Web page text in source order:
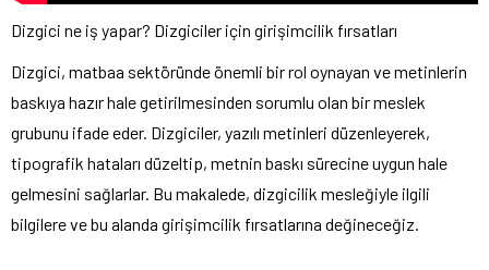
Dizgici ne iş yapar? Dizgiciler için girişimcilik fırsatları
Dizgici, matbaa sektöründe önemli bir rol oynayan ve metinlerin
baskıya hazır hale getirilmesinden sorumlu olan bir meslek
grubunu ifade eder. Dizgiciler, yazılı metinleri düzenleyerek,
tipografik hataları düzeltip, metnin baskı sürecine uygun hale
gelmesini sağlarlar. Bu makalede, dizgicilik mesleğiyle ilgili
bilgilere ve bu alanda girişimcilik fırsatlarına değineceğiz.